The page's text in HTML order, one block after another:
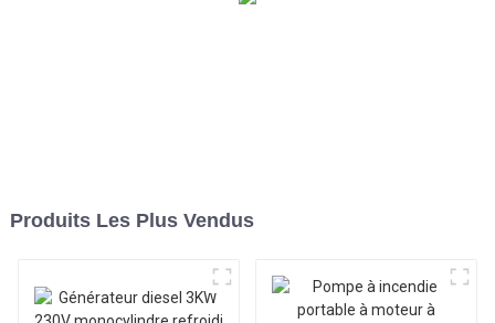
Produits Les Plus Vendus